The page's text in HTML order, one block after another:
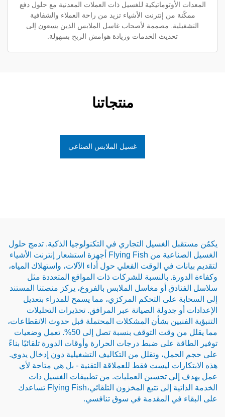
للغسيل ذات العملات المعدنية مع حلول دفع
إنترنت الأشياء تزيد من راحة العملاء والشفافية
مصممة لأصحاب غاسل الملابس الذين يسعون إلى
تحديث الخدمات وزيادة هوامش الربح بسهولة.
غسيل الملابس الصناعي
الغسيل التجاري في التكنولوجيا الذكية. تدمج حلول
الغسيل الصناعية من Flying Fish أجهزة استشعار إنترنت الأشياء
في الوقت الفعلي حول أداء الآلات، واستهلاك المياه،
بالنسبة للشركات ذات المواقع المتعددة مثل
أو مغاسل الملابس بالفروع، يركز منصتنا المستند
التحكم المركزي، مما يسمح للمدراء بتعديل
جدولة الصيانة عبر المرافق. تحذيرات التحليلات
بشأن المشكلات المحتملة قبل حدوث الانقطاعات،
مما يقلل من وقت التوقف بنسبة تصل إلى 50%. تعمل وضعيات
على ضبط درجات الحرارة وأوقات الدورة تلقائيًا بناءً
وتقلل من التكاليف التشغيلية دون إدخال يدوي.
ليست فقط للعملاقة التقنية - بل هي متاحة لأي
تحسين العمليات. من تطبيقات الغسيل ذات
الخدمة الذاتية إلى تتبع المخزون التلقائي،Flying Fish تساعدك
المقدمة في سوق تنافسي.